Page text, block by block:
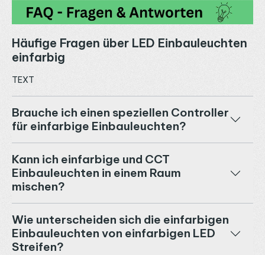
Häufige Fragen über LED Einbauleuchten
einfarbig
TEXT
Brauche ich einen speziellen Controller
für einfarbige Einbauleuchten?
Kann ich einfarbige und CCT
Einbauleuchten in einem Raum
mischen?
Wie unterscheiden sich die einfarbigen
Einbauleuchten von einfarbigen LED
Streifen?